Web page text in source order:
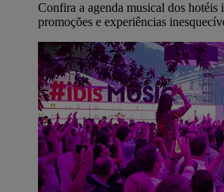
Confira a agenda musical dos hotéis
promoções e experiências